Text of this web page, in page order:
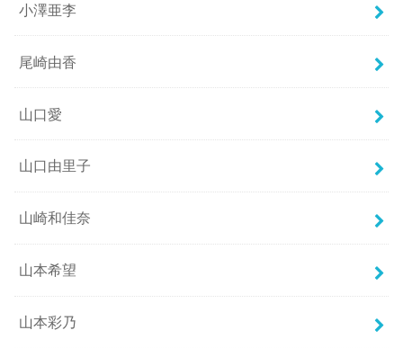
小澤亜李
尾崎由香
山口愛
山口由里子
山崎和佳奈
山本希望
山本彩乃